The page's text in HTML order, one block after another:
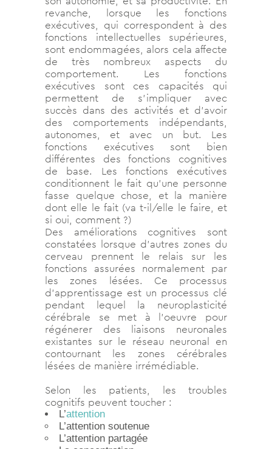
revanche, lorsque les fonctions
exécutives, qui correspondent à des
fonctions intellectuelles supérieures,
sont endommagées, alors cela affecte
de très nombreux aspects du
comportement. Les fonctions
exécutives sont ces capacités qui
permettent de s’impliquer avec
succès dans des activités et d’avoir
des comportements indépendants,
autonomes, et avec un but. Les
fonctions exécutives sont bien
différentes des fonctions cognitives
de base. Les fonctions exécutives
conditionnent le fait qu’une personne
fasse quelque chose, et la manière
dont elle le fait (va t-il/elle le faire, et
si oui, comment ?)
Des améliorations cognitives sont
constatées lorsque d’autres zones du
cerveau prennent le relais sur les
fonctions assurées normalement par
les zones lésées. Ce processus
d’apprentissage est un processus clé
pendant lequel la neuroplasticité
cérébrale se met à l’oeuvre pour
régénerer des liaisons neuronales
existantes sur le réseau neuronal en
contournant les zones cérébrales
lésées de manière irrémédiable.
Selon les patients, les troubles
cognitifs peuvent toucher :
L’attention
L’attention soutenue
L’attention partagée